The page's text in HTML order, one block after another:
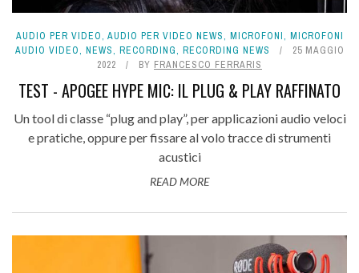
AUDIO PER VIDEO, AUDIO PER VIDEO NEWS, MICROFONI, MICROFONI
AUDIO VIDEO, NEWS, RECORDING, RECORDING NEWS
25 MAGGIO
2022
BY FRANCESCO FERRARIS
TEST - APOGEE HYPE MIC: IL PLUG & PLAY RAFFINATO
Un tool di classe “plug and play”, per applicazioni audio veloci
e pratiche, oppure per fissare al volo tracce di strumenti
acustici
READ MORE